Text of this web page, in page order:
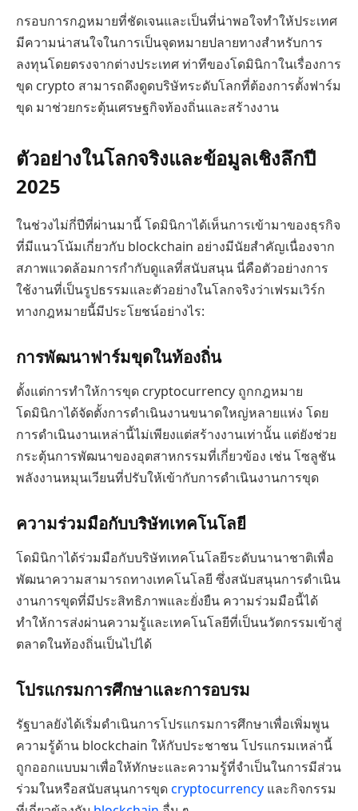
กรอบการกฎหมายที่ชัดเจนและเป็นที่น่าพอใจทำให้ประเทศ
มีความน่าสนใจในการเป็นจุดหมายปลายทางสำหรับการ
ลงทุนโดยตรงจากต่างประเทศ ท่าทีของโดมินิกาในเรื่องการ
ขุด crypto สามารถดึงดูดบริษัทระดับโลกที่ต้องการตั้งฟาร์ม
ขุด มาช่วยกระตุ้นเศรษฐกิจท้องถิ่นและสร้างงาน
ตัวอย่างในโลกจริงและข้อมูลเชิงลึกปี
2025
ในช่วงไม่กี่ปีที่ผ่านมานี้ โดมินิกาได้เห็นการเข้ามาของธุรกิจ
ที่มีแนวโน้มเกี่ยวกับ blockchain อย่างมีนัยสำคัญเนื่องจาก
สภาพแวดล้อมการกำกับดูแลที่สนับสนุน นี่คือตัวอย่างการ
ใช้งานที่เป็นรูปธรรมและตัวอย่างในโลกจริงว่าเฟรมเวิร์ก
ทางกฎหมายนี้มีประโยชน์อย่างไร:
การพัฒนาฟาร์มขุดในท้องถิ่น
ตั้งแต่การทำให้การขุด cryptocurrency ถูกกฎหมาย
โดมินิกาได้จัดตั้งการดำเนินงานขนาดใหญ่หลายแห่ง โดย
การดำเนินงานเหล่านี้ไม่เพียงแต่สร้างงานเท่านั้น แต่ยังช่วย
กระตุ้นการพัฒนาของอุตสาหกรรมที่เกี่ยวข้อง เช่น โซลูชัน
พลังงานหมุนเวียนที่ปรับให้เข้ากับการดำเนินงานการขุด
ความร่วมมือกับบริษัทเทคโนโลยี
โดมินิกาได้ร่วมมือกับบริษัทเทคโนโลยีระดับนานาชาติเพื่อ
พัฒนาความสามารถทางเทคโนโลยี ซึ่งสนับสนุนการดำเนิน
งานการขุดที่มีประสิทธิภาพและยั่งยืน ความร่วมมือนี้ได้
ทำให้การส่งผ่านความรู้และเทคโนโลยีที่เป็นนวัตกรรมเข้าสู่
ตลาดในท้องถิ่นเป็นไปได้
โปรแกรมการศึกษาและการอบรม
รัฐบาลยังได้เริ่มดำเนินการโปรแกรมการศึกษาเพื่อเพิ่มพูน
ความรู้ด้าน blockchain ให้กับประชาชน โปรแกรมเหล่านี้
ถูกออกแบบมาเพื่อให้ทักษะและความรู้ที่จำเป็นในการมีส่วน
ร่วมในหรือสนับสนุนการขุด cryptocurrency และกิจกรรม